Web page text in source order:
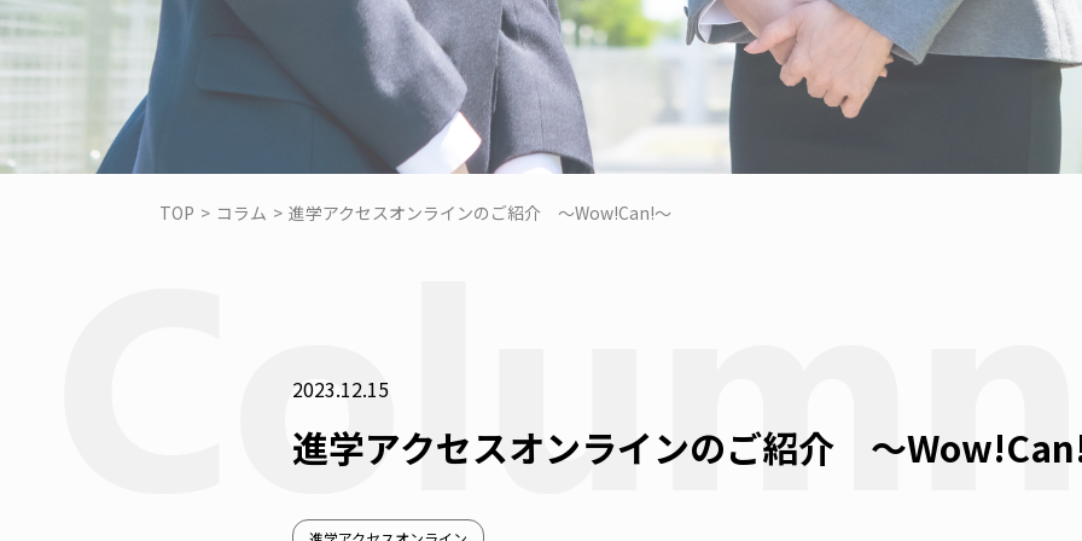
TOP > コラム > 進学アクセスオンラインのご紹介 ～Wow!Can!～
2023.12.15
進学アクセスオンラインのご紹介 ～